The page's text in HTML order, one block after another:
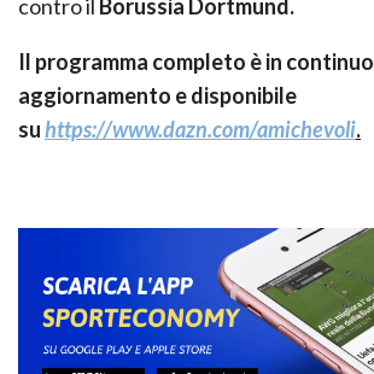
contro il Borussia Dortmund.
Il programma completo è in continuo
aggiornamento e disponibile
suhttps://www.dazn.com/amichevoli.